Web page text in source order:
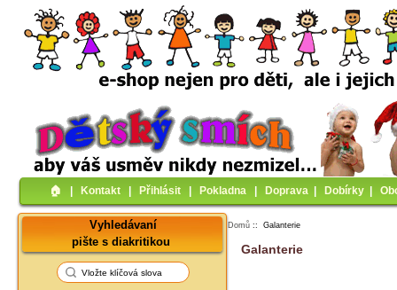
🏠︎ Kontakt Přihlásit Pokladna Doprava Dobírky
Vyhledávaní
pište s diakritikou
Domů :: Galanterie
Galanterie